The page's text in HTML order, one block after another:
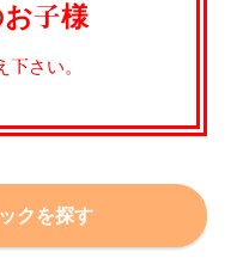
子様
さい。
クを探す